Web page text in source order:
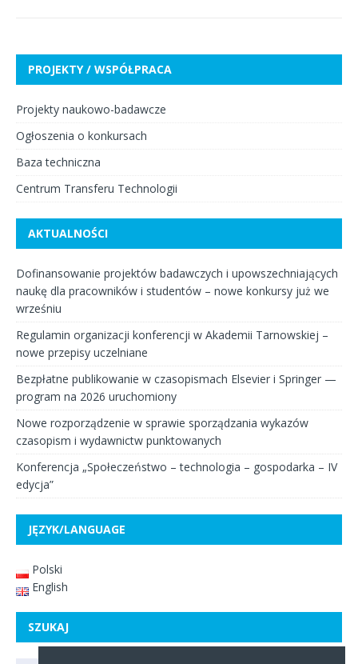
PROJEKTY / WSPÓŁPRACA
Projekty naukowo-badawcze
Ogłoszenia o konkursach
Baza techniczna
Centrum Transferu Technologii
AKTUALNOŚCI
Dofinansowanie projektów badawczych i upowszechniających
naukę dla pracowników i studentów – nowe konkursy już we
wrześniu
Regulamin organizacji konferencji w Akademii Tarnowskiej –
nowe przepisy uczelniane
Bezpłatne publikowanie w czasopismach Elsevier i Springer —
program na 2026 uruchomiony
Nowe rozporządzenie w sprawie sporządzania wykazów
czasopism i wydawnictw punktowanych
Konferencja „Społeczeństwo – technologia – gospodarka – IV
edycja”
JĘZYK/LANGUAGE
Polski
English
SZUKAJ